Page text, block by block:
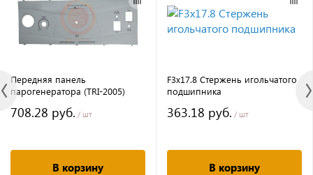
Передняя панель
парогенератора (TRI-2005)
708.28 руб. / шт
В корзину
F3х17.8 Стержень игольчатого
подшипника
363.18 руб. / шт
В корзину